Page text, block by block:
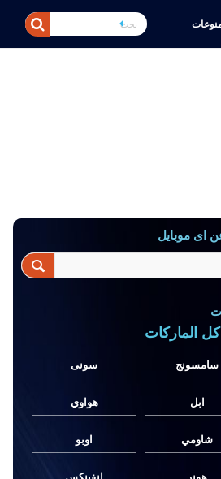
اى موبايل
الماركات
سامسونج سونى
ابل هواوي
شاومي اوبو